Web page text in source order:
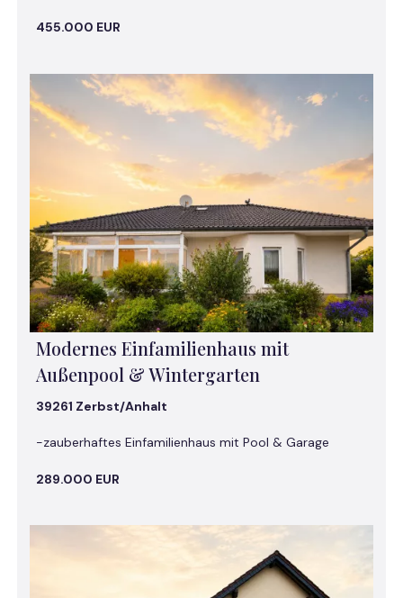
455.000 EUR
Modernes Einfamilienhaus mit
Außenpool & Wintergarten
39261 Zerbst/Anhalt
-zauberhaftes Einfamilienhaus mit Pool & Garage
289.000 EUR